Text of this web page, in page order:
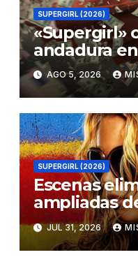
SUPERGIRL (2026)
«Supergirl»
andadura
película de
recaudación
AGO 5, 2026
SUPERGIRL (2026)
Escenas
ampliadas
JUL 31, 2026